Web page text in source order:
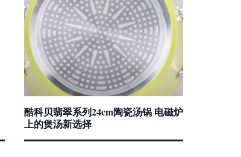
酷科贝翡翠系列24cm陶瓷汤锅 电磁炉
上的煲汤新选择